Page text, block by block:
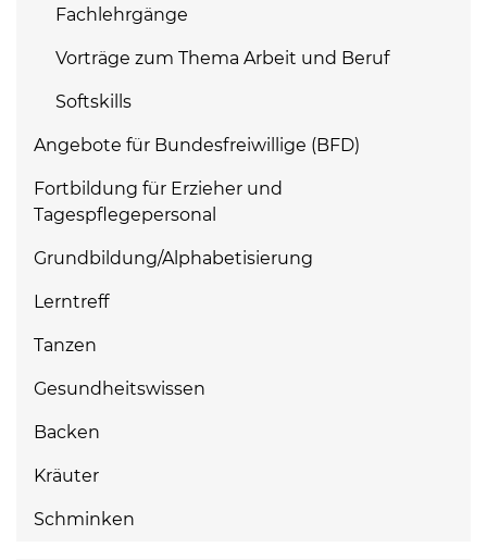
Fachlehrgänge
Vorträge zum Thema Arbeit und Beruf
Softskills
Angebote für Bundesfreiwillige (BFD)
Fortbildung für Erzieher und
Tagespflegepersonal
Grundbildung/Alphabetisierung
Lerntreff
Tanzen
Gesundheitswissen
Backen
Kräuter
Schminken